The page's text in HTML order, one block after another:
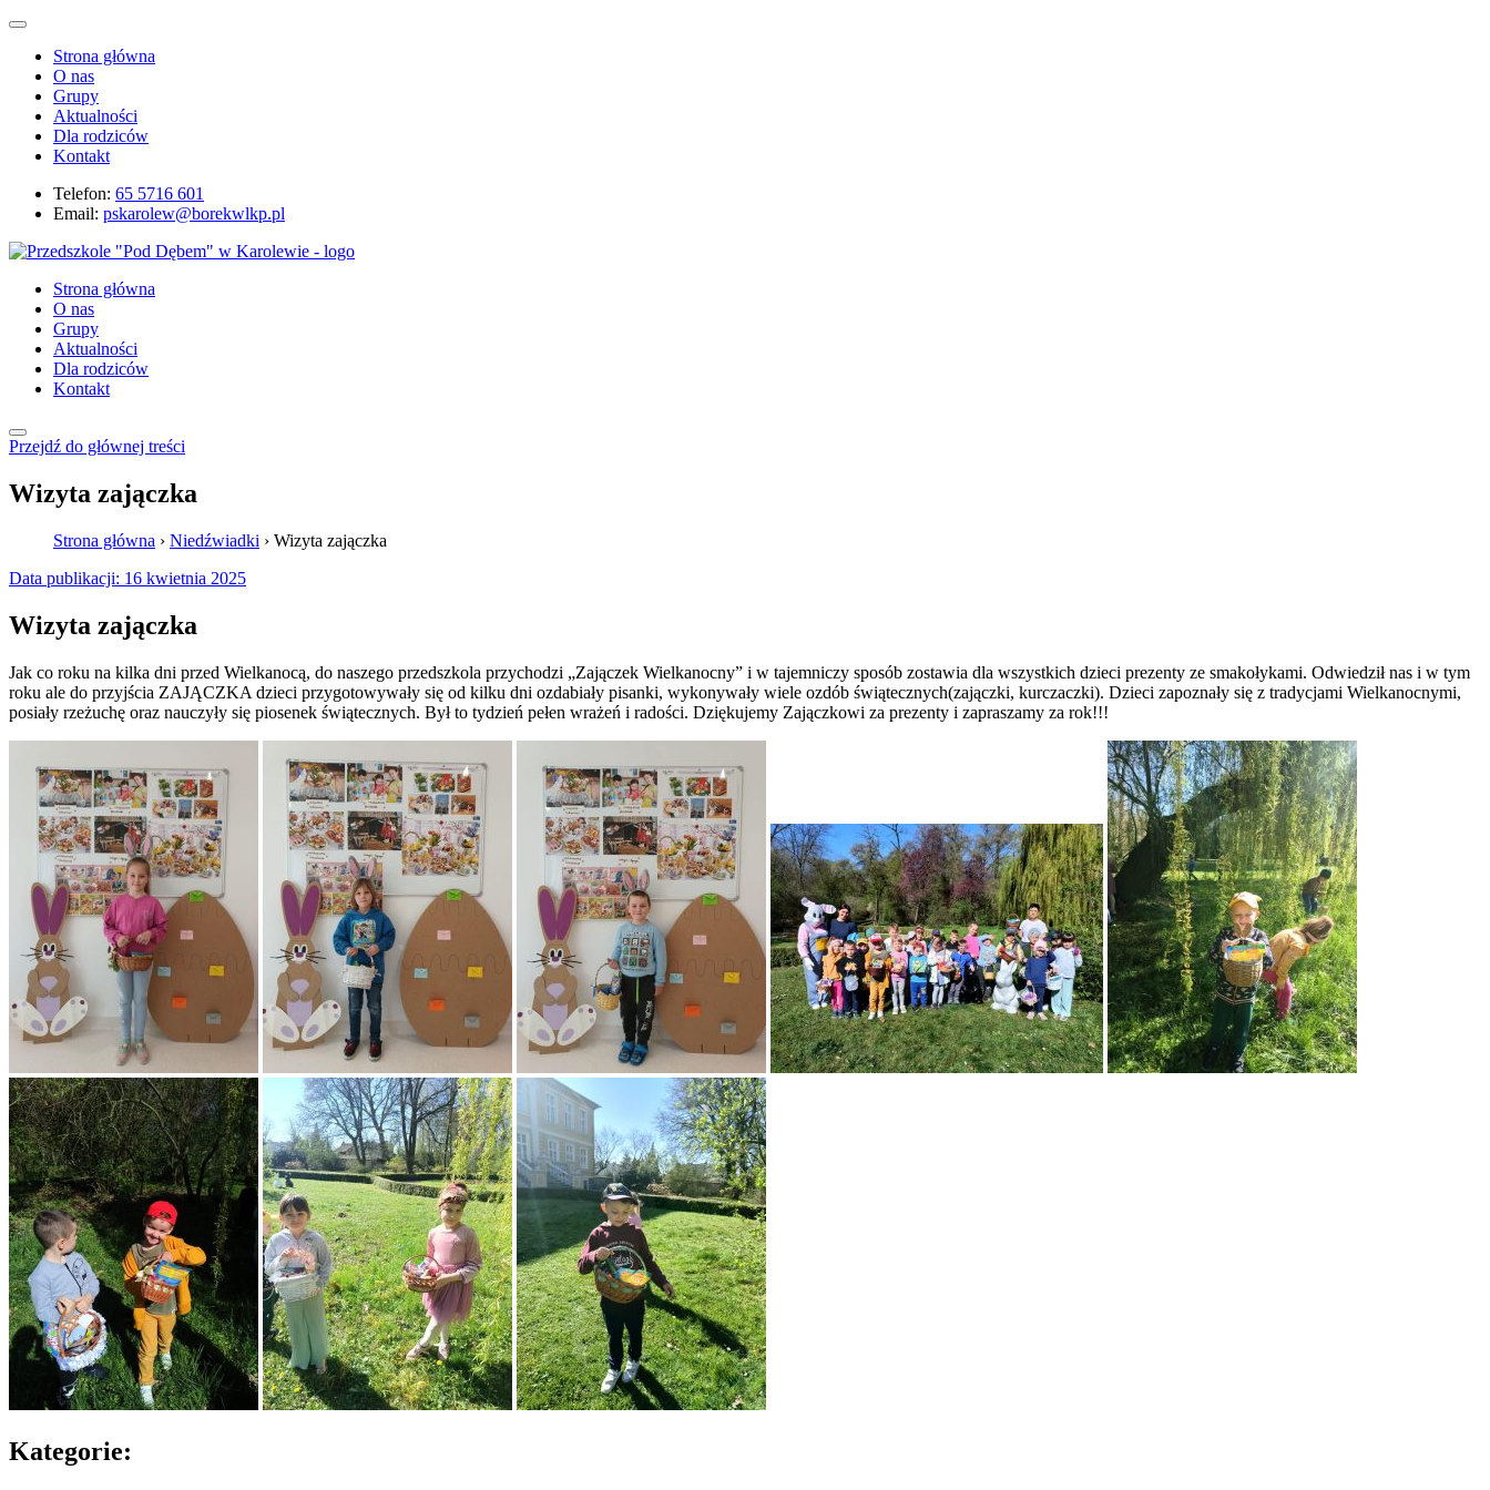
Strona główna
O nas
Grupy
Aktualności
Dla rodziców
Kontakt
Telefon: 65 5716 601
Email: pskarolew@borekwlkp.pl
Strona główna
O nas
Grupy
Aktualności
Dla rodziców
Kontakt
Przejdź do głównej treści
Wizyta zajączka
Strona główna › Niedźwiadki › Wizyta zajączka
Data publikacji: 16 kwietnia 2025
Wizyta zajączka
Jak co roku na kilka dni przed Wielkanocą, do naszego przedszkola przychodzi „Zajączek Wielkanocny” i w tajemniczy sposób zostawia dla wszystkich dzieci prezenty ze smakołykami. Odwiedził nas i w tym
roku ale do przyjścia ZAJĄCZKA dzieci przygotowywały się od kilku dni ozdabiały pisanki, wykonywały wiele ozdób świątecznych(zajączki, kurczaczki). Dzieci zapoznały się z tradycjami Wielkanocnymi,
posiały rzeżuchę oraz nauczyły się piosenek świątecznych. Był to tydzień pełen wrażeń i radości. Dziękujemy Zajączkowi za prezenty i zapraszamy za rok!!!
Kategorie: